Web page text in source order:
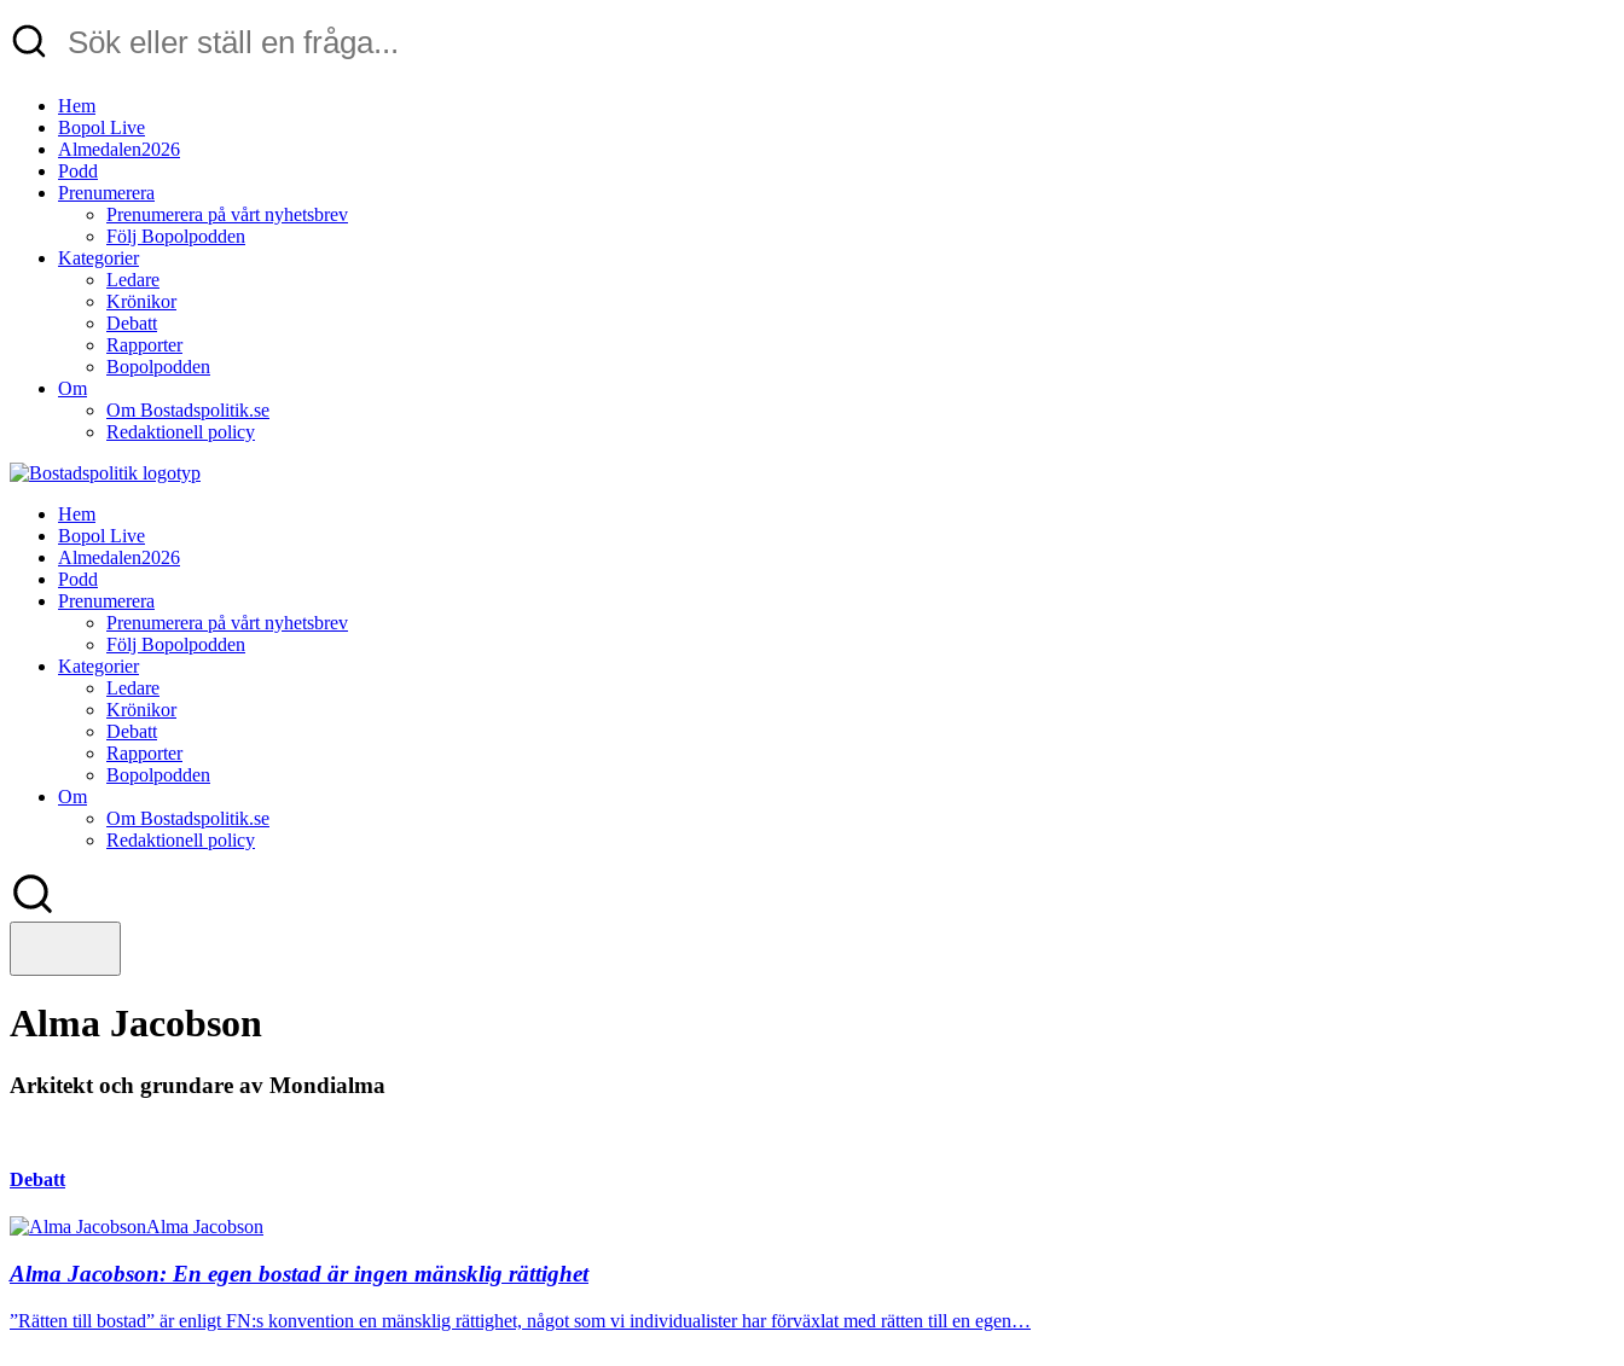
Hem
Bopol Live
Almedalen2026
Podd
Prenumerera
Prenumerera på vårt nyhetsbrev
Följ Bopolpodden
Kategorier
Ledare
Krönikor
Debatt
Rapporter
Bopolpodden
Om
Om Bostadspolitik.se
Redaktionell policy
Hem
Bopol Live
Almedalen2026
Podd
Prenumerera
Prenumerera på vårt nyhetsbrev
Följ Bopolpodden
Kategorier
Ledare
Krönikor
Debatt
Rapporter
Bopolpodden
Om
Om Bostadspolitik.se
Redaktionell policy
Alma Jacobson
Arkitekt och grundare av Mondialma
Debatt
Alma Jacobson
Alma Jacobson: En egen bostad är ingen mänsklig rättighet
”Rätten till bostad” är enligt FN:s konvention en mänsklig rättighet, något som vi individualister har förväxlat med rätten till en egen…